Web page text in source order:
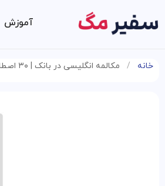
آموزش
خانه / مکالمه انگلیسی در بانک | ۳۰ اصطلاح پرکاربرد